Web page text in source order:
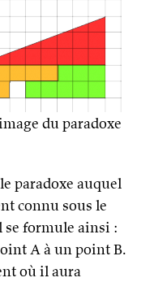
du paradoxe
paradoxe auquel
connu sous le
se formule ainsi :
A à un point B.
où il aura